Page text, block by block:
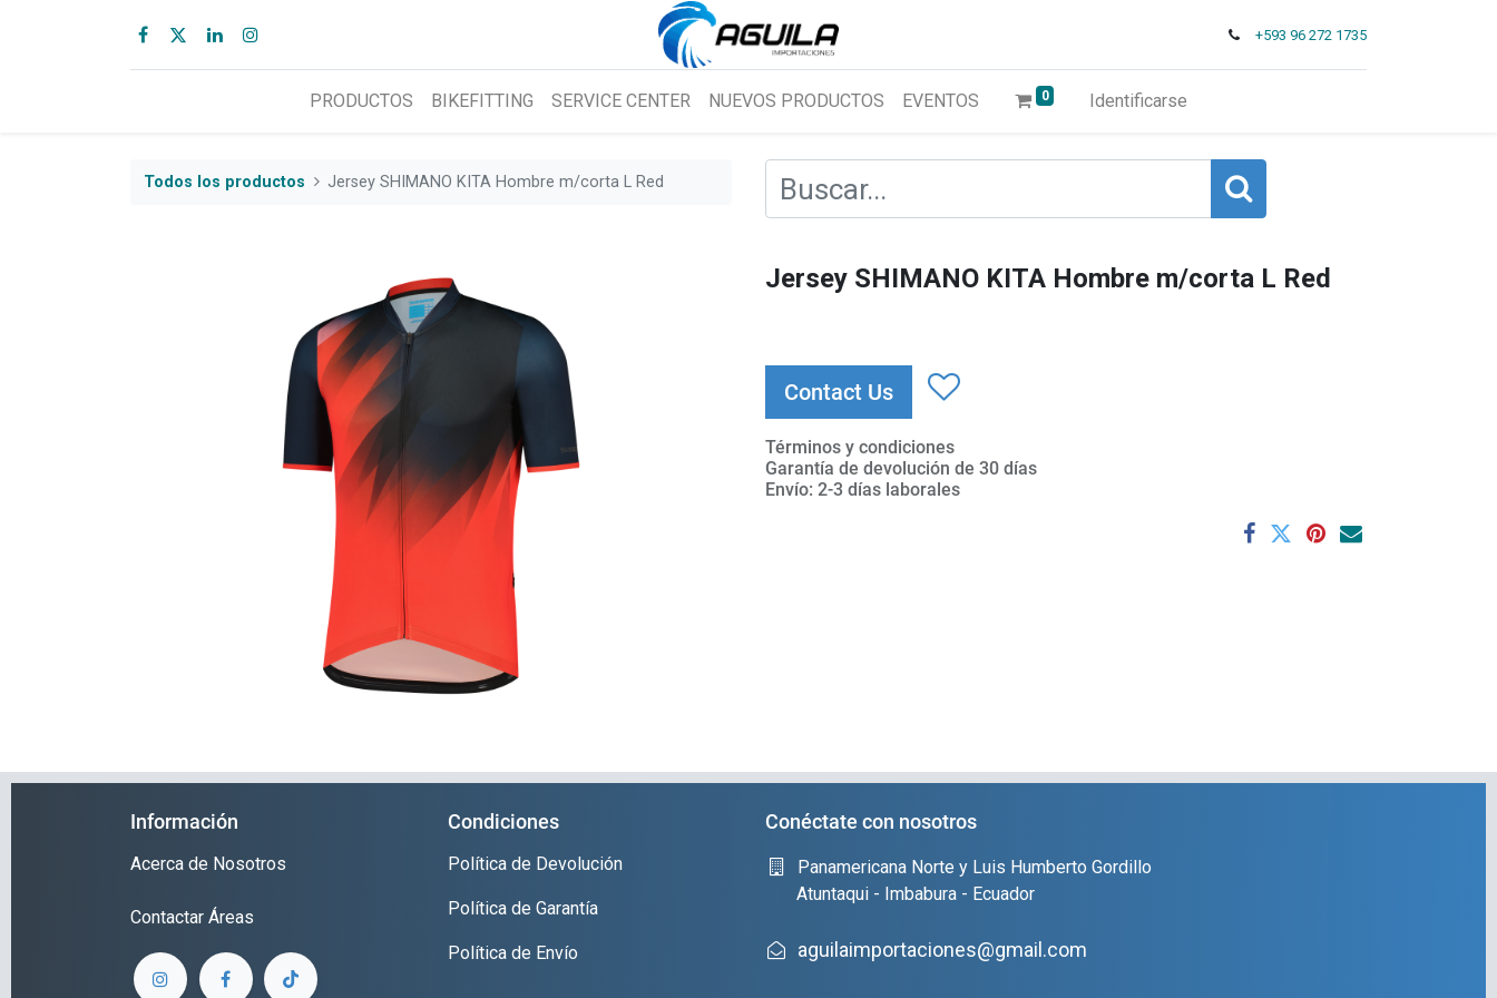
+593 96 272 1735
PRODUCTOS BIKEFITTING SERVICE CENTER NUEVOS PRODUCTOS EVENTOS 0 Identificarse
Todos los productos Jersey SHIMANO KITA Hombre m/corta L Red
Jersey SHIMANO KITA Hombre m/corta L Red
Contact Us
Términos y condiciones
Garantía de devolución de 30 días
Envío: 2-3 días laborales
Información
Acerca de Nosotros
Contactar Áreas
Condiciones
Política de Devolución
Política de Garantía
Política de Envío
Conéctate con nosotros
Panamericana Norte y Luis Humberto Gordillo
Atuntaqui - Imbabura - Ecuador
aguilaimportaciones@gmail.com